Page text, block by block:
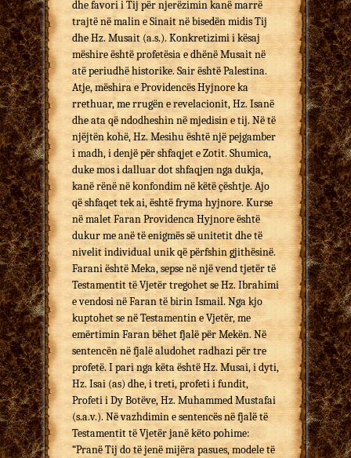
dhe favori i Tij për njerëzimin kanë marrë
trajtë në malin e Sinait në bisedën midis Tij
dhe Hz. Musait (a.s.). Konkretizimi i kësaj
mëshire është profetësia e dhënë Musait në
atë periudhë historike. Sair është Palestina.
Atje, mëshira e Providencës Hyjnore ka
rrethuar, me rrugën e revelacionit, Hz. Isanë
dhe ata që ndodheshin në mjedisin e tij. Në të
njëjtën kohë, Hz. Mesihu është një pejgamber
i madh, i denjë për shfaqjet e Zotit. Shumica,
duke mos i dalluar dot shfaqjen nga dukja,
kanë rënë në konfondim në këtë çështje. Ajo
që shfaqet tek ai, është fryma hyjnore. Kurse
në malet Faran Providenca Hyjnore është
dukur me anë të enigmës së unitetit dhe të
nivelit individual unik që përfshin gjithësinë.
Farani është Meka, sepse në një vend tjetër të
Testamentit të Vjetër tregohet se Hz. Ibrahimi
e vendosi në Faran të birin Ismail. Nga kjo
kuptohet se në Testamentin e Vjetër, me
emërtimin Faran bëhet fjalë për Mekën. Në
sentencën në fjalë aludohet radhazi për tre
profetë. I pari nga këta është Hz. Musai, i dyti,
Hz. Isai (as) dhe, i treti, profeti i fundit,
Profeti i Dy Botëve, Hz. Muhammed Mustafai
(s.a.v.). Në vazhdimin e sentencës në fjalë të
Testamentit të Vjetër janë këto pohime:
“Pranë Tij do të jenë mijëra pasues, modele të